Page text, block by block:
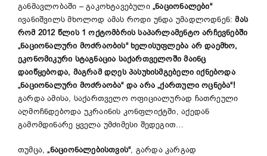
განმავლობაში – გაკოხტავებული„ნაციონალები“
ივანიშვილს მხოლოდ ამას როდი უნდა უმადლოდნენ:მას
რომ 2012 წლის 1 ოქტომბრის საპარლამენტო არჩევნებში
„ნაციონალური მოძრაობის“ ხელისუფლება არ დაემხო,
ეკონომიკური სტაგნაცია საქართველოში მაინც
დაიწყებოდა, მაგრამ დღეს პასუხისმგებელი იქნებოდა
„ნაციონალური მოძრაობა“ და არა „ქართული ოცნება“!
გარდა ამისა, საქართველო ოფიციალურად ჩათრეული
აღმოჩნდებოდა უკრაინის კონფლიქტში, აქედან
გამომდინარე ყველა უმძიმესი შედეგით…
თუმცა,„ნაციონალებისთვის“, გარდა კარგად